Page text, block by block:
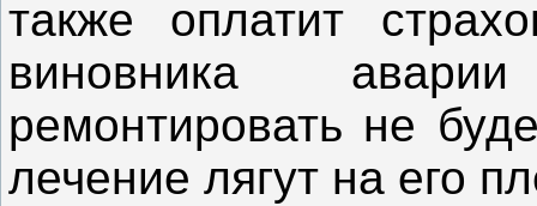
также оплатит
виновника
ремонтировать не
лечение лягут на его